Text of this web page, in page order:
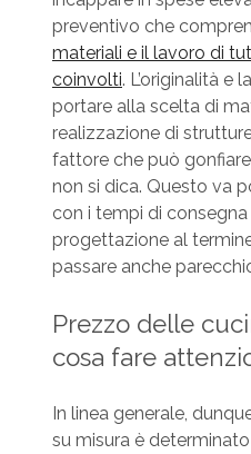
preventivo che
materiali e il lavoro di
coinvolti. L’originalità e
portare alla scelta di
realizzazione di
fattore che può
non si dica. Questo va
con i tempi di
progettazione al
passare anche
Prezzo delle
cosa fare
In linea generale,
su misura è